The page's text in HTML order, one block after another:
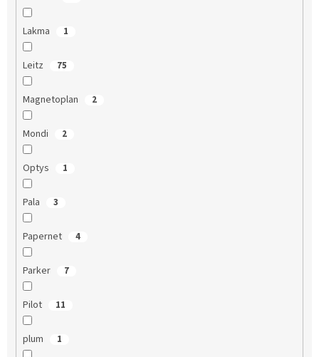
Lakma 1
Leitz 75
Magnetoplan 2
Mondi 2
Optys 1
Pala 3
Papernet 4
Parker 7
Pilot 11
plum 1